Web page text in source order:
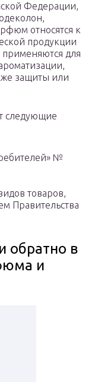
Федерации,
относятся к
продукции
применяются для
защиты или
следующие
№
товаров,
Правительства
обратно в
и